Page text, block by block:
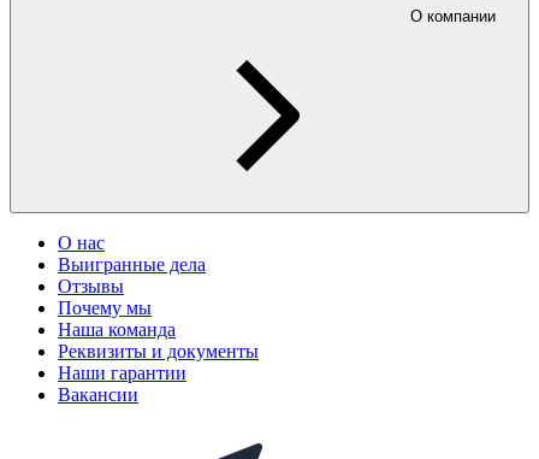
О компании
О нас
Выигранные дела
Отзывы
Почему мы
Наша команда
Реквизиты и документы
Наши гарантии
Вакансии